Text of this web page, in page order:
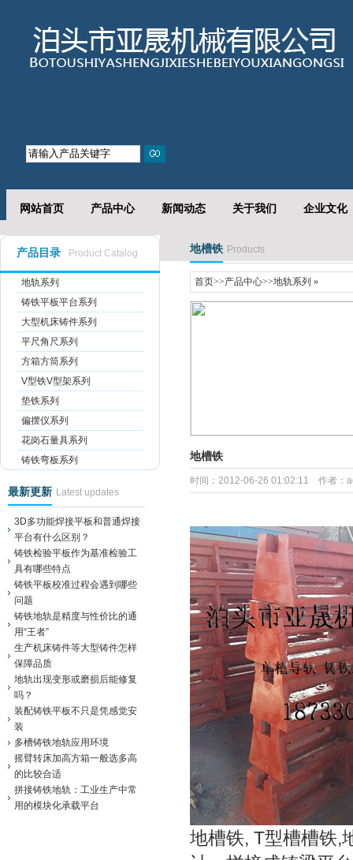
网站首页 产品中心 新闻动态 关于我们 企业文化
产品目录 Product Catalog
地轨系列
铸铁平板平台系列
大型机床铸件系列
平尺角尺系列
方箱方筒系列
V型铁V型架系列
垫铁系列
偏摆仪系列
花岗石量具系列
铸铁弯板系列
最新更新 Latest updates
3D多功能焊接平板和普通焊接
平台有什么区别？
铸铁检验平板作为基准检验工
具有哪些特点
铸铁平板校准过程会遇到哪些
问题
铸铁地轨是精度与性价比的通
用“王者”
生产机床铸件等大型铸件怎样
保障品质
地轨出现变形或磨损后能修复
吗？
装配铸铁平板不只是凭感觉安
装
多槽铸铁地轨应用环境
摇臂转床加高方箱一般选多高
的比较合适
拼接铸铁地轨：工业生产中常
用的模块化承载平台
地槽铁 Products
首页>>产品中心>>地轨系列 »
地槽铁
时间：2012-06-26 01:02:11 作者：
地槽铁, T型槽槽铁,